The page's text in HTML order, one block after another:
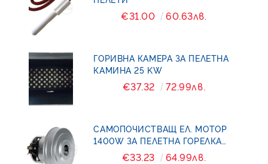
€31.00 60.63лв.
ГОРИВНА КАМЕРА ЗА ПЕЛЕТНА
КАМИНА 25 KW
€37.32 72.99лв.
САМОПОЧИСТВАЩ ЕЛ. МОТОР
1400W ЗА ПЕЛЕТНА ГОРЕЛКА
BURNIT- PELL
€33.23 64.99лв.